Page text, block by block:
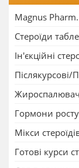
Magnus Pharm.
Стероїди
Ін'єкційні
Післякурсові/
Гормони
Мікси
Готові курси